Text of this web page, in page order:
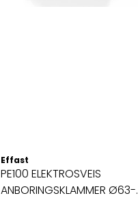
Effast
PE100 ELEKTROSVEIS
ANBORINGSKLAMMER Ø63-